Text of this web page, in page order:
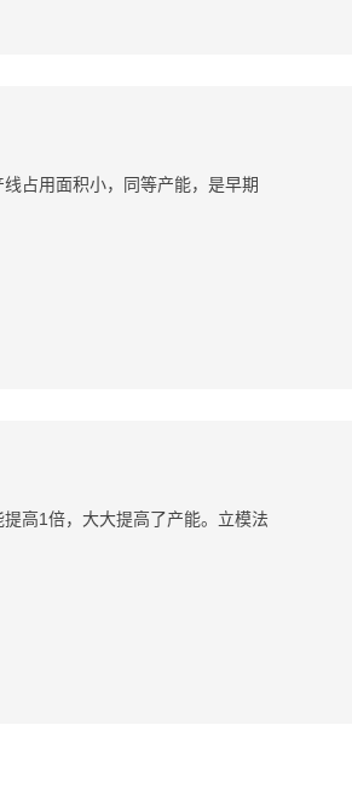
占用面积小，同等产能，是早期
高1倍，大大提高了产能。立模法